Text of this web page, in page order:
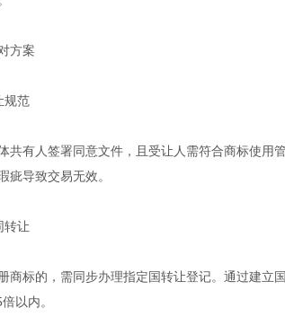
方案
规范
共有人签署同意文件，且受让人需符合商标使用
疵导致交易无效。
转让
商标的，需同步办理指定国转让登记。通过建立
以内。